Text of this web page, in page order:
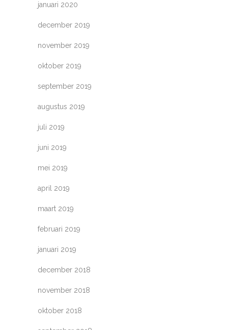
januari 2020
december 2019
november 2019
oktober 2019
september 2019
augustus 2019
juli 2019
juni 2019
mei 2019
april 2019
maart 2019
februari 2019
januari 2019
december 2018
november 2018
oktober 2018